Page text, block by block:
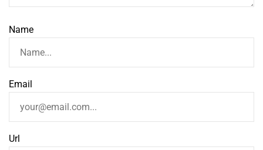
Name
Email
Url